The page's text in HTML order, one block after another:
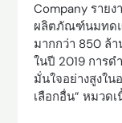
Company ราย
ผลิตภัณฑ์นมทดแ
มากกว่า 850 ล้
ในปี 2019 การด
มั่นใจอย่างสูงใน
เลือกอื่น” หมวดเ